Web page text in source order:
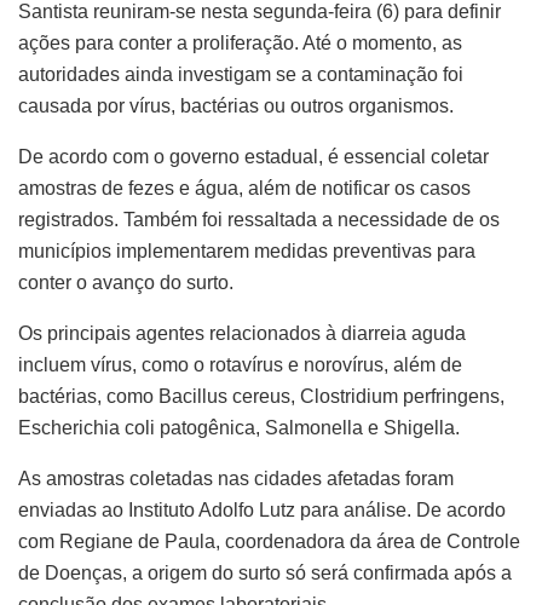
Santista reuniram-se nesta segunda-feira (6) para definir
ações para conter a proliferação. Até o momento, as
autoridades ainda investigam se a contaminação foi
causada por vírus, bactérias ou outros organismos.
De acordo com o governo estadual, é essencial coletar
amostras de fezes e água, além de notificar os casos
registrados. Também foi ressaltada a necessidade de os
municípios implementarem medidas preventivas para
conter o avanço do surto.
Os principais agentes relacionados à diarreia aguda
incluem vírus, como o rotavírus e norovírus, além de
bactérias, como Bacillus cereus, Clostridium perfringens,
Escherichia coli patogênica, Salmonella e Shigella.
As amostras coletadas nas cidades afetadas foram
enviadas ao Instituto Adolfo Lutz para análise. De acordo
com Regiane de Paula, coordenadora da área de Controle
de Doenças, a origem do surto só será confirmada após a